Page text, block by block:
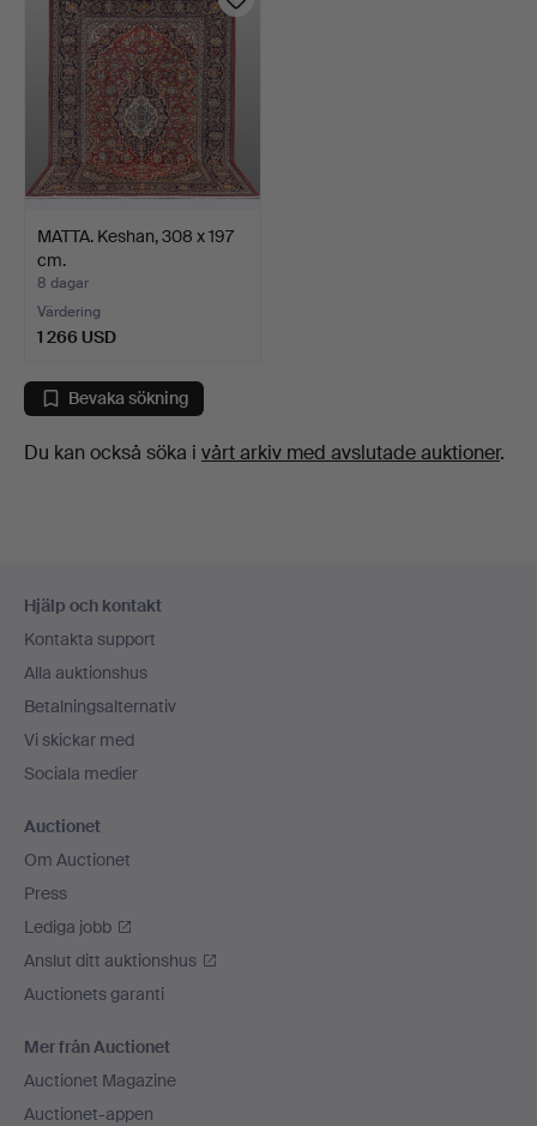
MATTA. Keshan, 308 x 197
cm.
8 dagar
Värdering
1 266 USD
Bevaka sökning
Du kan också söka i vårt arkiv med avslutade auktioner.
Hjälp och kontakt
Kontakta support
Alla auktionshus
Betalningsalternativ
Vi skickar med
Sociala medier
Auctionet
Om Auctionet
Press
Lediga jobb
Anslut ditt auktionshus
Auctionets garanti
Mer från Auctionet
Auctionet Magazine
Auctionet-appen